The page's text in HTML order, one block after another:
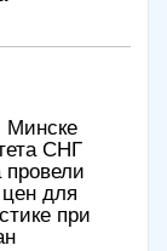
Минске
СНГ
провели
для
при